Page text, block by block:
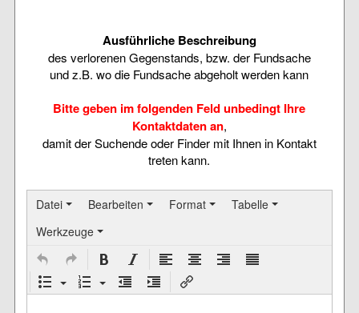
Ausführliche Beschreibung
des verlorenen Gegenstands, bzw. der Fundsache
und z.B. wo die Fundsache abgeholt werden kann
Bitte geben im folgenden Feld unbedingt Ihre
Kontaktdaten an,
damit der Suchende oder Finder mit Ihnen in Kontakt
treten kann.
Datei Bearbeiten Format
Tabelle
Werkzeuge